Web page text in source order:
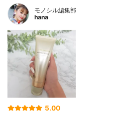
モノシル編集部
hana
5.00